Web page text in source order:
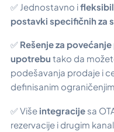
✅ Jednostavno i
postavki specifičnih za
✅ Rešenje za
upotrebu tako da
podešavanja prodaje i
definisanim
✅ Više integracije sa
rezervacije i drugim